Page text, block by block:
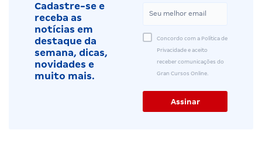
Cadastre-se e
receba as
notícias em
destaque da
semana, dicas,
novidades e
muito mais.
Concordo com a Política de
Privacidade e aceito
receber comunicações do
Gran Cursos Online.